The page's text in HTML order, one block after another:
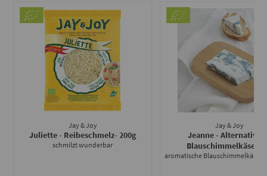
Jay & Joy
Juliette - Reibeschmelz- 200g
schmilzt wunderbar
Jay & Joy
Jeanne - Alternative
Blauschimmelkäse
aromatische Blauschimmelkäse